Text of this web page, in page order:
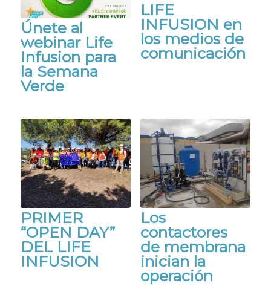
Únete al
webinar Life
Infusion para
la Semana
Verde
LIFE
INFUSION en
los medios de
comunicación
PRIMER
“OPEN DAY”
DEL LIFE
INFUSION
Los
contactores
de membrana
inician la
operación